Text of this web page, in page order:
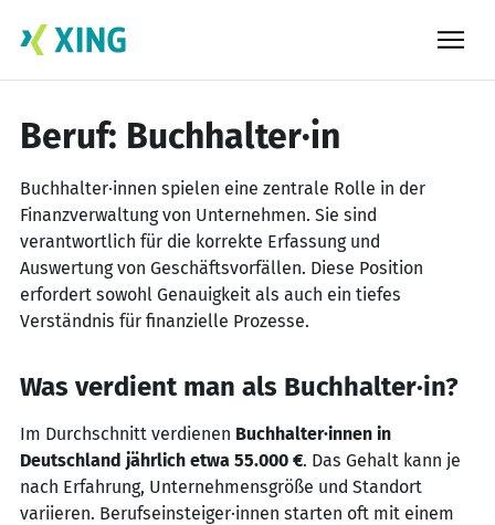
Beruf: Buchhalter·in
Buchhalter·innen spielen eine zentrale Rolle in der
Finanzverwaltung von Unternehmen. Sie sind
verantwortlich für die korrekte Erfassung und
Auswertung von Geschäftsvorfällen. Diese Position
erfordert sowohl Genauigkeit als auch ein tiefes
Verständnis für finanzielle Prozesse.
Was verdient man als Buchhalter·in?
Im Durchschnitt verdienen Buchhalter·innen in
Deutschland jährlich etwa 55.000 €. Das Gehalt kann je
nach Erfahrung, Unternehmensgröße und Standort
variieren. Berufseinsteiger·innen starten oft mit einem